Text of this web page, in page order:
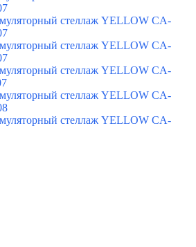
стеллаж YELLOW CA-
стеллаж YELLOW CA-
стеллаж YELLOW CA-
стеллаж YELLOW CA-
стеллаж YELLOW CA-